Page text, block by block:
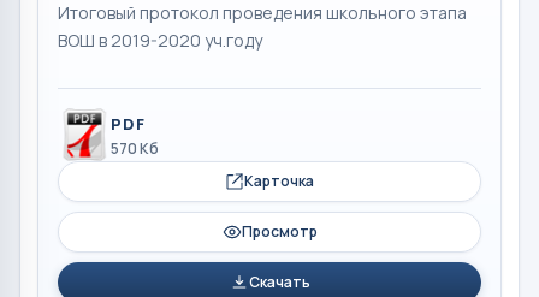
Итоговый протокол проведения школьного этапа
ВОШ в 2019-2020 уч.году
PDF
570 Кб
Карточка
Просмотр
Скачать